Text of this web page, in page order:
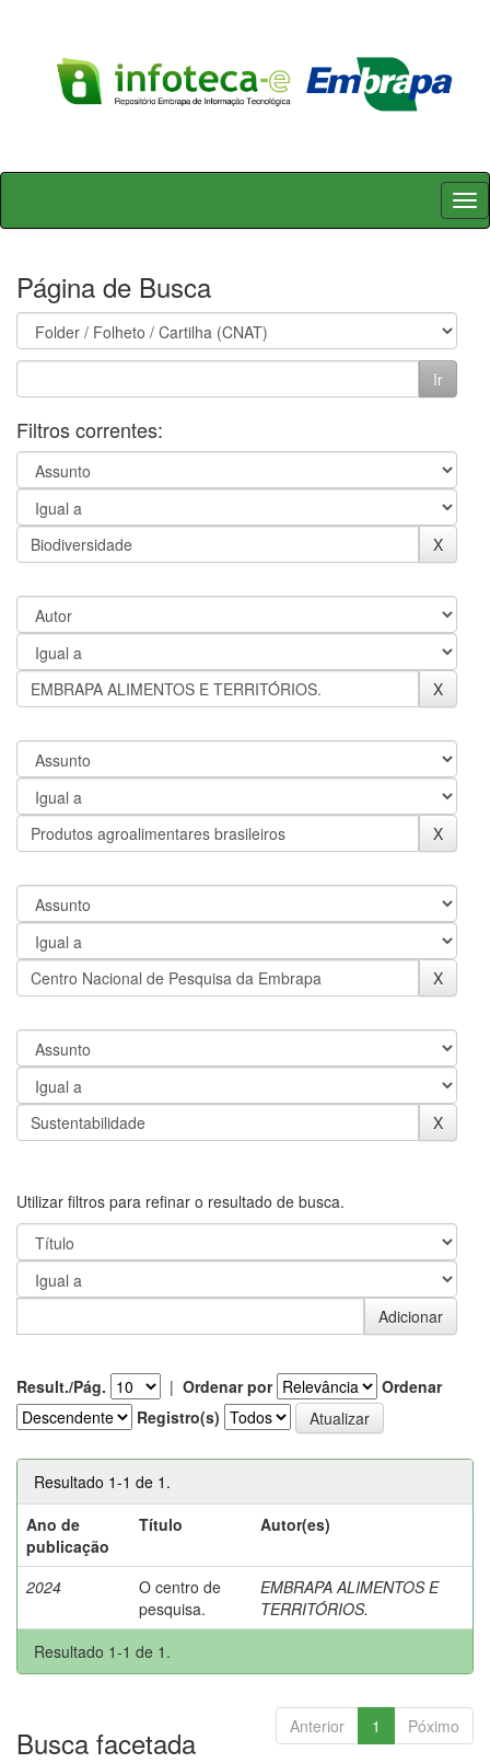
Skip
Página de Busca
Filtros correntes:
Utilizar filtros para refinar o resultado de busca.
Result./Pág. | Ordenar por
Ordenar
Registro(s)
Resultado 1-1 de 1.
Ano de
publicação
Título Autor(es)
2024
O centro de
pesquisa.
EMBRAPA ALIMENTOS E
TERRITÓRIOS.
Resultado 1-1 de 1.
Anterior 1 Póximo
Busca facetada